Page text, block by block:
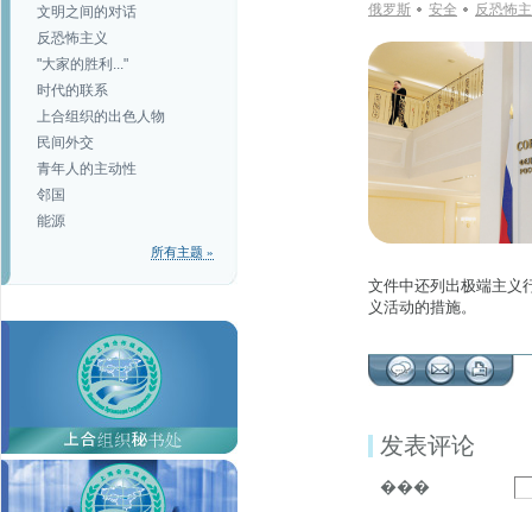
文明之间的对话
反恐怖主义
"大家的胜利..."
时代的联系
上合组织的出色人物
民间外交
青年人的主动性
邻国
能源
所有主题 »
俄罗斯 安全 反恐怖
文件中还列出极端主义
义活动的措施。
发表评论
���